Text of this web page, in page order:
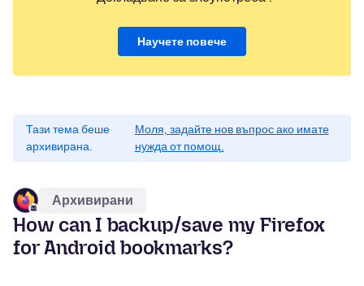
Научете повече
Тази тема беше
архивирана.
Моля, задайте нов въпрос ако имате
нужда от помощ.
Архивирани
How can I backup/save my Firefox
for Android bookmarks?